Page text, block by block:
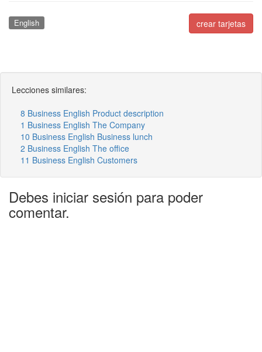
crear tarjetas
English
Lecciones similares:
8 Business English Product description
1 Business English The Company
10 Business English Business lunch
2 Business English The office
11 Business English Customers
Debes iniciar sesión para poder
comentar.